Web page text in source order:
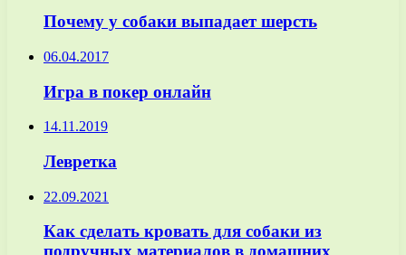
Почему у собаки выпадает шерсть
06.04.2017
Игра в покер онлайн
14.11.2019
Левретка
22.09.2021
Как сделать кровать для собаки из